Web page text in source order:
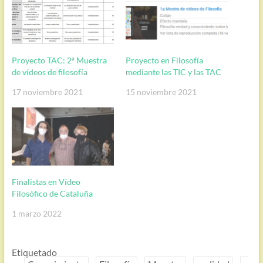
Proyecto TAC: 2ª Muestra
de vídeos de filosofía
17 noviembre 2021
Proyecto en Filosofía
mediante las TIC y las TAC
15 noviembre 2021
Finalistas en Vídeo
Filosófico de Cataluña
1 marzo 2022
Etiquetado